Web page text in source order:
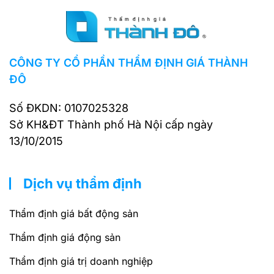
CÔNG TY CỔ PHẦN THẨM ĐỊNH GIÁ THÀNH
ĐÔ
Số ĐKDN: 0107025328
Sở KH&ĐT Thành phố Hà Nội cấp ngày
13/10/2015
Dịch vụ thẩm định
Thẩm định giá bất động sản
Thẩm định giá động sản
Thẩm định giá trị doanh nghiệp